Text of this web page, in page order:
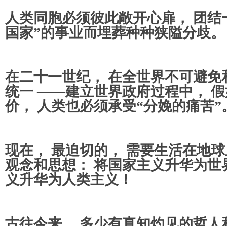
人类同胞必须彼此敞开心扉， 团
国家”的事业而埋葬种种狭隘分歧。
在二十一世纪， 在全世界不可避
统一 ——建立世界政府过程中， 假
价， 人类也必须承受“分娩的痛苦”
现在， 最迫切的， 需要生活在地
观念和思想： 将国家主义升华为
义升华为人类主义！